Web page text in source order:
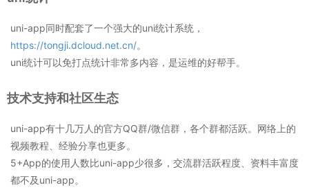
uni-app同时配套了一个强大的uni统计系统，
https://tongji.dcloud.net.cn/。
uni统计可以免打点统计非常多内容，是运维的好帮手。
技术支持和社区生态
uni-app有十几万人的官方QQ群/微信群，各个群都活跃。网络上的
视频教程、经验分享也更多。
5+App的使用人数比uni-app少很多，交流群活跃程度、资料丰富度
都不及uni-app。